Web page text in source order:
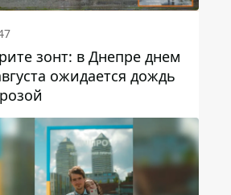
зонт: в Днепре днем
ожидается дождь